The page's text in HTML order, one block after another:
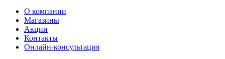
О компании
Магазины
Акции
Контакты
Онлайн-консультация